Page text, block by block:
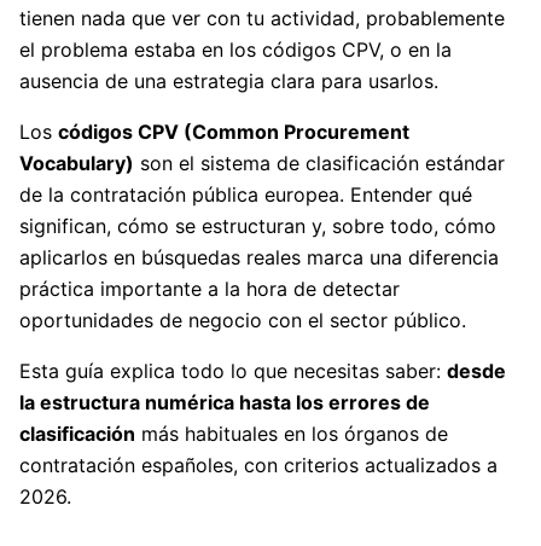
tienen nada que ver con tu actividad, probablemente
el problema estaba en los códigos CPV, o en la
ausencia de una estrategia clara para usarlos.
Los códigos CPV (Common Procurement
Vocabulary) son el sistema de clasificación estándar
de la contratación pública europea. Entender qué
significan, cómo se estructuran y, sobre todo, cómo
aplicarlos en búsquedas reales marca una diferencia
práctica importante a la hora de detectar
oportunidades de negocio con el sector público.
Esta guía explica todo lo que necesitas saber: desde
la estructura numérica hasta los errores de
clasificación más habituales en los órganos de
contratación españoles, con criterios actualizados a
2026.